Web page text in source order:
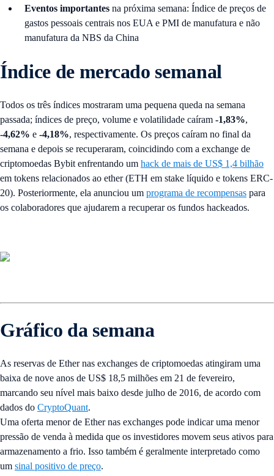
Eventos importantes na próxima semana: Índice de preços de
gastos pessoais centrais nos EUA e PMI de manufatura e não
manufatura da NBS da China
Índice de mercado semanal
Todos os três índices mostraram uma pequena queda na semana
passada; índices de preço, volume e volatilidade caíram -1,83%,
-4,62% e -4,18%, respectivamente. Os preços caíram no final da
semana e depois se recuperaram, coincidindo com a exchange de
criptomoedas Bybit enfrentando um hack de mais de US$ 1,4 bilhão
em tokens relacionados ao ether (ETH em stake líquido e tokens ERC-
20). Posteriormente, ela anunciou um programa de recompensas para
os colaboradores que ajudarem a recuperar os fundos hackeados.
Gráfico da semana
As reservas de Ether nas exchanges de criptomoedas atingiram uma
baixa de nove anos de US$ 18,5 milhões em 21 de fevereiro,
marcando seu nível mais baixo desde julho de 2016, de acordo com
dados do CryptoQuant.
Uma oferta menor de Ether nas exchanges pode indicar uma menor
pressão de venda à medida que os investidores movem seus ativos para
armazenamento a frio. Isso também é geralmente interpretado como
um sinal positivo de preço.